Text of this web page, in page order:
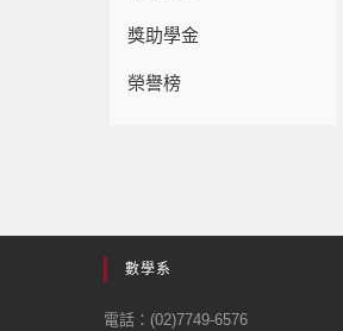
獎助學金
榮譽榜
數學系
電話：(02)7749-6576